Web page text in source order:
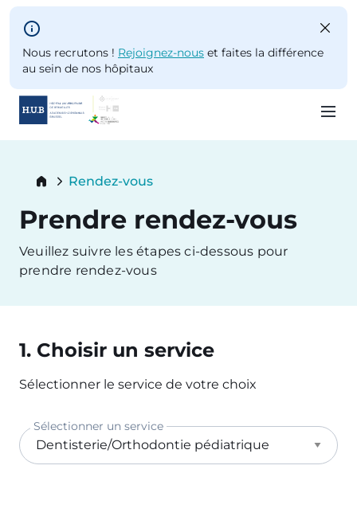
Skip to main content
Nous recrutons ! Rejoignez-nous et faites la différence
au sein de nos hôpitaux
content
Breadcrumb
Rendez-vous
Prendre rendez-vous
Veuillez suivre les étapes ci-dessous pour
prendre rendez-vous
1. Choisir un service
Sélectionner le service de votre choix
Sélectionner un service